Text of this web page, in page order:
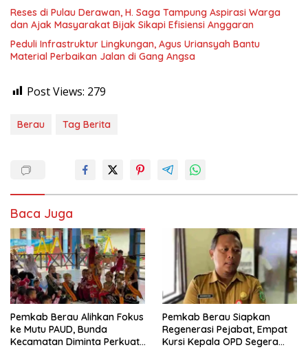
Reses di Pulau Derawan, H. Saga Tampung Aspirasi Warga
dan Ajak Masyarakat Bijak Sikapi Efisiensi Anggaran
Peduli Infrastruktur Lingkungan, Agus Uriansyah Bantu
Material Perbaikan Jalan di Gang Angsa
Post Views: 279
Berau Tag Berita
Baca Juga
Pemkab Berau Alihkan Fokus
ke Mutu PAUD, Bunda
Kecamatan Diminta Perkuat
Pemkab Berau Siapkan
Regenerasi Pejabat, Empat
Kursi Kepala OPD Segera